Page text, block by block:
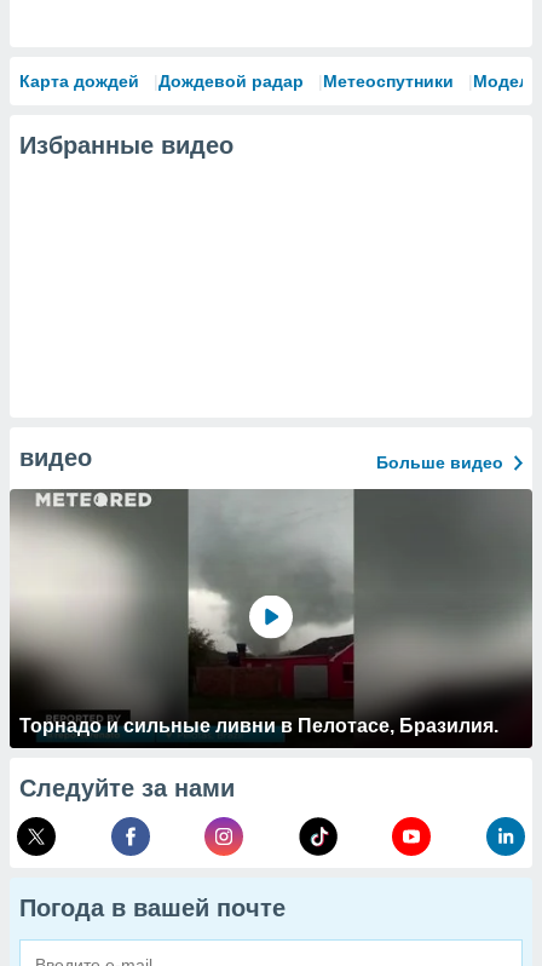
Карта дождей Дождевой радар Метеоспутники Модели
Избранные видео
видео Больше видео
Торнадо и сильные ливни в Пелотасе, Бразилия.
Следуйте за нами
Погода в вашей почте